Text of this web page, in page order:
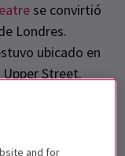
se convirtió
Londres.
ubicado en
Street.
y fundador
hasta su
and for